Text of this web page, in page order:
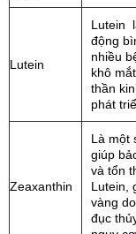
Lutein
Lutein
động
nhiều
khô
thần
phát
Zeaxanthin
Là một
giúp
và tổn
Lutein,
vàng
đục